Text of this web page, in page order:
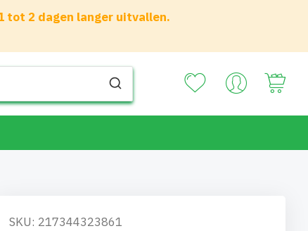
tot 2 dagen langer uitvallen.
SKU: 217344323861